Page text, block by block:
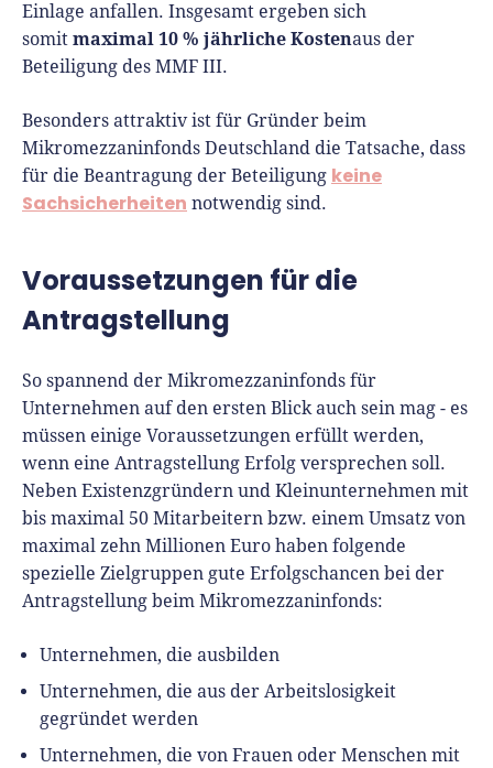
Einlage anfallen. Insgesamt ergeben sich
somit maximal 10 % jährliche Kostenaus der
Beteiligung des MMF III.
Besonders attraktiv ist für Gründer beim
Mikromezzaninfonds Deutschland die Tatsache, dass
für die Beantragung der Beteiligung keine
Sachsicherheiten notwendig sind.
Voraussetzungen für die
Antragstellung
So spannend der Mikromezzaninfonds für
Unternehmen auf den ersten Blick auch sein mag - es
müssen einige Voraussetzungen erfüllt werden,
wenn eine Antragstellung Erfolg versprechen soll.
Neben Existenzgründern und Kleinunternehmen mit
bis maximal 50 Mitarbeitern bzw. einem Umsatz von
maximal zehn Millionen Euro haben folgende
spezielle Zielgruppen gute Erfolgschancen bei der
Antragstellung beim Mikromezzaninfonds:
Unternehmen, die ausbilden
Unternehmen, die aus der Arbeitslosigkeit
gegründet werden
Unternehmen, die von Frauen oder Menschen mit